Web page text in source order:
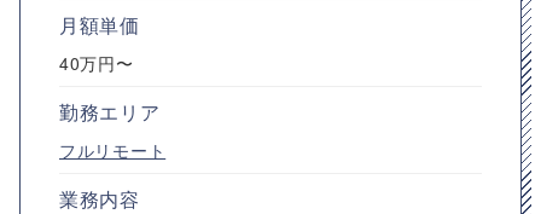
月額単価
40万円〜
勤務エリア
フルリモート
業務内容